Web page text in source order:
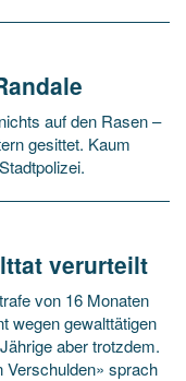
auf den Rasen –
gesittet. Kaum
verurteilt
von 16 Monaten
wegen gewalttätigen
aber trotzdem.
Verschulden» sprach